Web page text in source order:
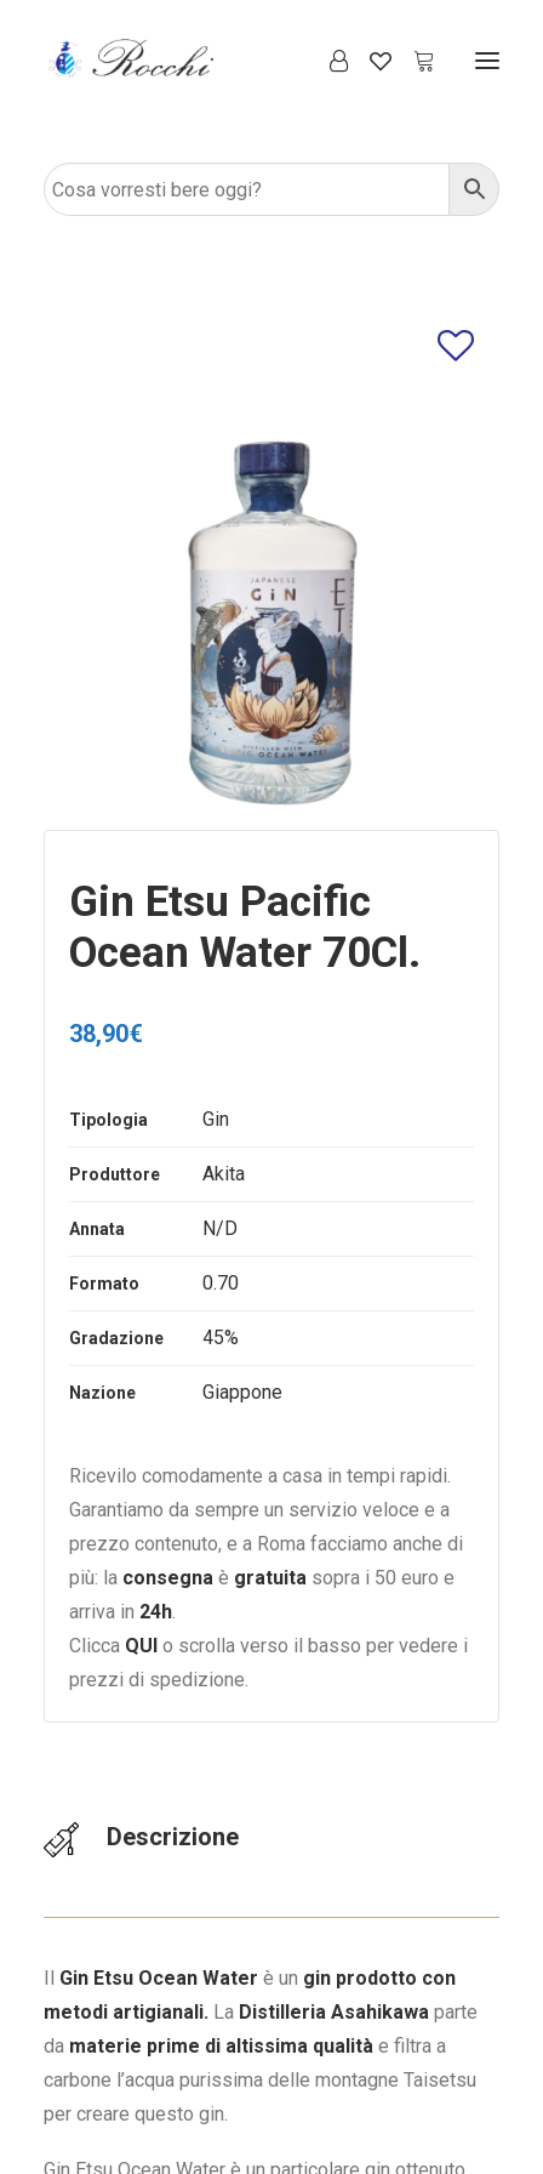
Gin Etsu Pacific
Ocean Water 70Cl.
38,90€
Tipologia Gin
Produttore Akita
Annata N/D
Formato 0.70
Gradazione 45%
Nazione Giappone
Ricevilo comodamente a casa in tempi rapidi.
Garantiamo da sempre un servizio veloce e a
prezzo contenuto, e a Roma facciamo anche di
più: la consegna è gratuita sopra i 50 euro e
arriva in 24h.
Clicca QUI o scrolla verso il basso per vedere i
prezzi di spedizione.
Descrizione
Il Gin Etsu Ocean Water è un gin prodotto con
metodi artigianali. La Distilleria Asahikawa parte
da materie prime di altissima qualità e filtra a
carbone l’acqua purissima delle montagne Taisetsu
per creare questo gin.